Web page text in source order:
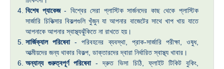
বিশেষ প্যাকেজ- বিশ্বের সেরা প্লাস্টিক সার্জনদের কাছ থেকে প্লাস্টিক
সার্জারি চিকিত্সার বিকল্পগুলি খুঁজুন যা আপনার বাজেটের সাথে খাপ খায় যাতে
আপনাকে আপনার স্বাস্থ্যঝুঁকিতে না রাখতে হয়।
সার্জিক্যাল পরিষেবা- পরিবহনের ব্যবস্থা, প্রাক-সার্জারি পরীক্ষা, ওষুধ,
আত্মীয়দের জন্য থাকার বিকল্প, ডাক্তারদের দ্বারা নির্ধারিত স্বাস্থ্য খাবার।
অন্যান্য গুরুত্বপূর্ণ পরিষেবা- দ্রুত ভিসা চিঠি, ফ্লাইট টিকিট বুকিং,